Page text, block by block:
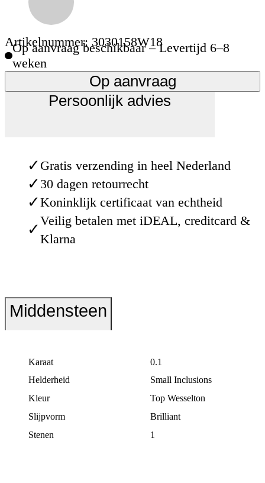
Artikelnummer: 3030158W18
Op aanvraag beschikbaar – Levertijd 6–8
weken
Op aanvraag
Persoonlijk advies
✓ Gratis verzending in heel Nederland
✓ 30 dagen retourrecht
✓Koninklijk certificaat van echtheid
✓
Veilig betalen met iDEAL, creditcard &
Klarna
Middensteen
Karaat
0.1
Helderheid
Small Inclusions
Kleur
Top Wesselton
Slijpvorm
Brilliant
Stenen
1